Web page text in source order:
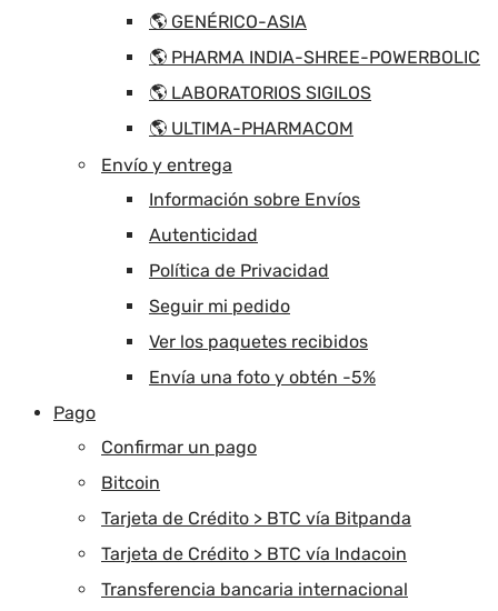
🌎 GENÉRICO-ASIA
🌎 PHARMA INDIA-SHREE-POWERBOLIC
🌎 LABORATORIOS SIGILOS
🌎 ULTIMA-PHARMACOM
Envío y entrega
Información sobre Envíos
Autenticidad
Política de Privacidad
Seguir mi pedido
Ver los paquetes recibidos
Envía una foto y obtén -5%
Pago
Confirmar un pago
Bitcoin
Tarjeta de Crédito > BTC vía Bitpanda
Tarjeta de Crédito > BTC vía Indacoin
Transferencia bancaria internacional